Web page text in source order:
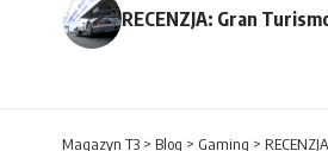
RECENZJA: Gran
Magazyn T3 > Blog > Gaming >